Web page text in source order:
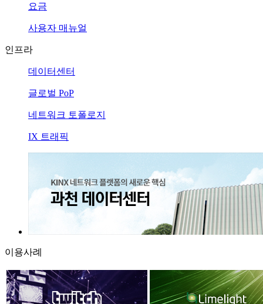
요금
사용자 매뉴얼
인프라
데이터센터
글로벌 PoP
네트워크 토폴로지
IX 트래픽
이용사례